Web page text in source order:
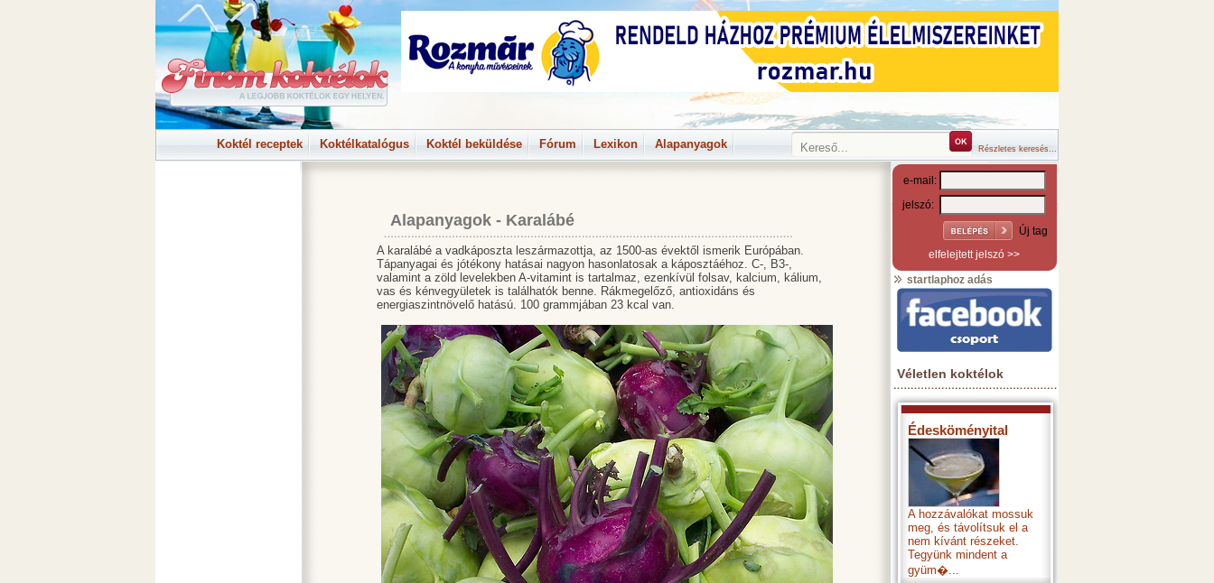
Koktél receptek Koktélkatalógus Koktél beküldése Fórum Lexikon Alapanyagok Részletes keresés...
Alapanyagok - Karalábé
A karalábé a vadkáposzta leszármazottja, az 1500-as évektől ismerik Európában.
Tápanyagai és jótékony hatásai nagyon hasonlatosak a káposztáéhoz. C-, B3-,
valamint a zöld levelekben A-vitamint is tartalmaz, ezenkívül folsav, kalcium, kálium,
vas és kénvegyületek is találhatók benne. Rákmegelőző, antioxidáns és
energiaszintnövelő hatású. 100 grammjában 23 kcal van.
e-mail:
jelszó:
Új tag
elfelejtett jelszó >>
startlaphoz adás
Véletlen koktélok
Édesköményital
A hozzávalókat mossuk
meg, és távolítsuk el a
nem kívánt részeket.
Tegyünk mindent a
gyüm�...